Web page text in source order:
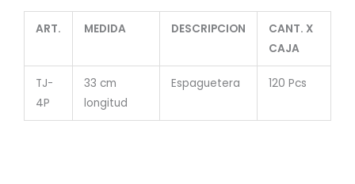
ART. MEDIDA DESCRIPCION
CANT. X
CAJA
TJ-
4P
33 cm
longitud
Espaguetera 120 Pcs